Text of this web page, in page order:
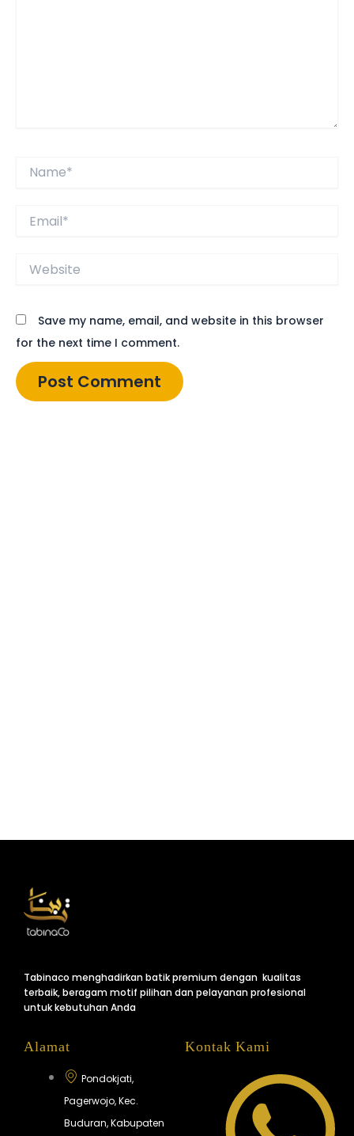
Website
Save my name, email, and website in this browser
for the next time I comment.
Tabinaco menghadirkan batik premium dengan kualitas
terbaik, beragam motif pilihan dan pelayanan profesional
untuk kebutuhan Anda
Alamat
Pondokjati,
Pagerwojo, Kec.
Buduran, Kabupaten
Kontak Kami